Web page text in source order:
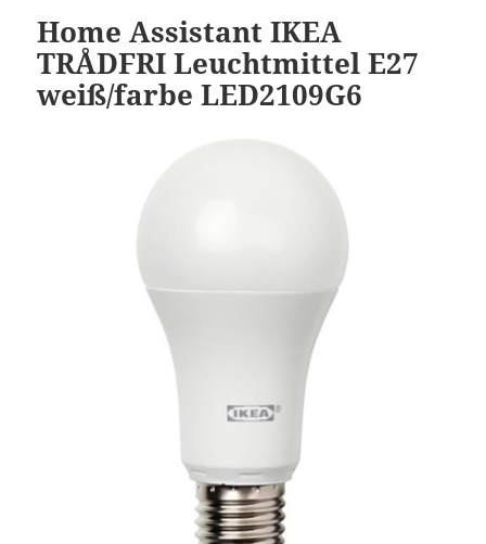
Home Assistant IKEA
TRÅDFRI Leuchtmittel E27
weiß/farbe LED2109G6